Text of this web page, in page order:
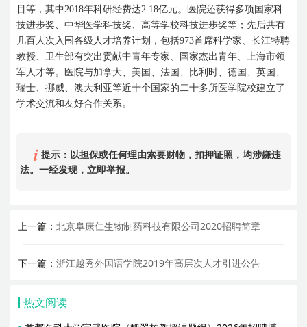
目等，其中 2018年科研经费达2.18亿元。医院还获得多项国家科
技进步奖、中华医学科技奖、高等学校科技进步奖等；先后共有
几百人次入围各级人才培养计划，包括973首席科学家、长江特聘
教授、卫生部有突出贡献中青年专家、国家杰出青年、上海市领
军人才等。医院与加拿大、美国、法国、比利时、德国、英国、
瑞士、挪威、澳大利亚等近十个国家的二十多所医学院校建立了
学术交流和友好合作关系。
提示：以担保或任何理由索要财物，扣押证照，均涉嫌违
法。一经发现，立即举报。
上一篇：北京阜康仁生物制药科技有限公司2020招聘简章
下一篇：浙江越秀外国语学院2019年高层次人才引进公告
热文阅读